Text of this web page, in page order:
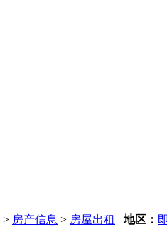
> 房产信息 > 房屋出租 地区：